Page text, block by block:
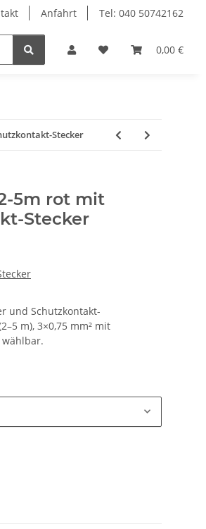
Anfahrt Tel: 040 50742162
0,00 €
Stecker
5m rot mit
Stecker
und Schutzkontakt-
m), 3×0,75 mm² mit
wählbar.